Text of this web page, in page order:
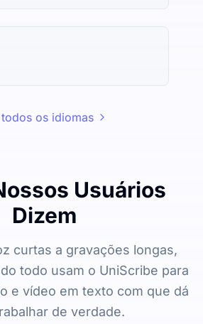
os idiomas
Usuários
Dizem
curtas a gravações longas,
todo usam o UniScribe para
e vídeo em texto com que dá
de verdade.